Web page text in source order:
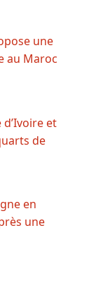
une
au Maroc
et
de
en
une